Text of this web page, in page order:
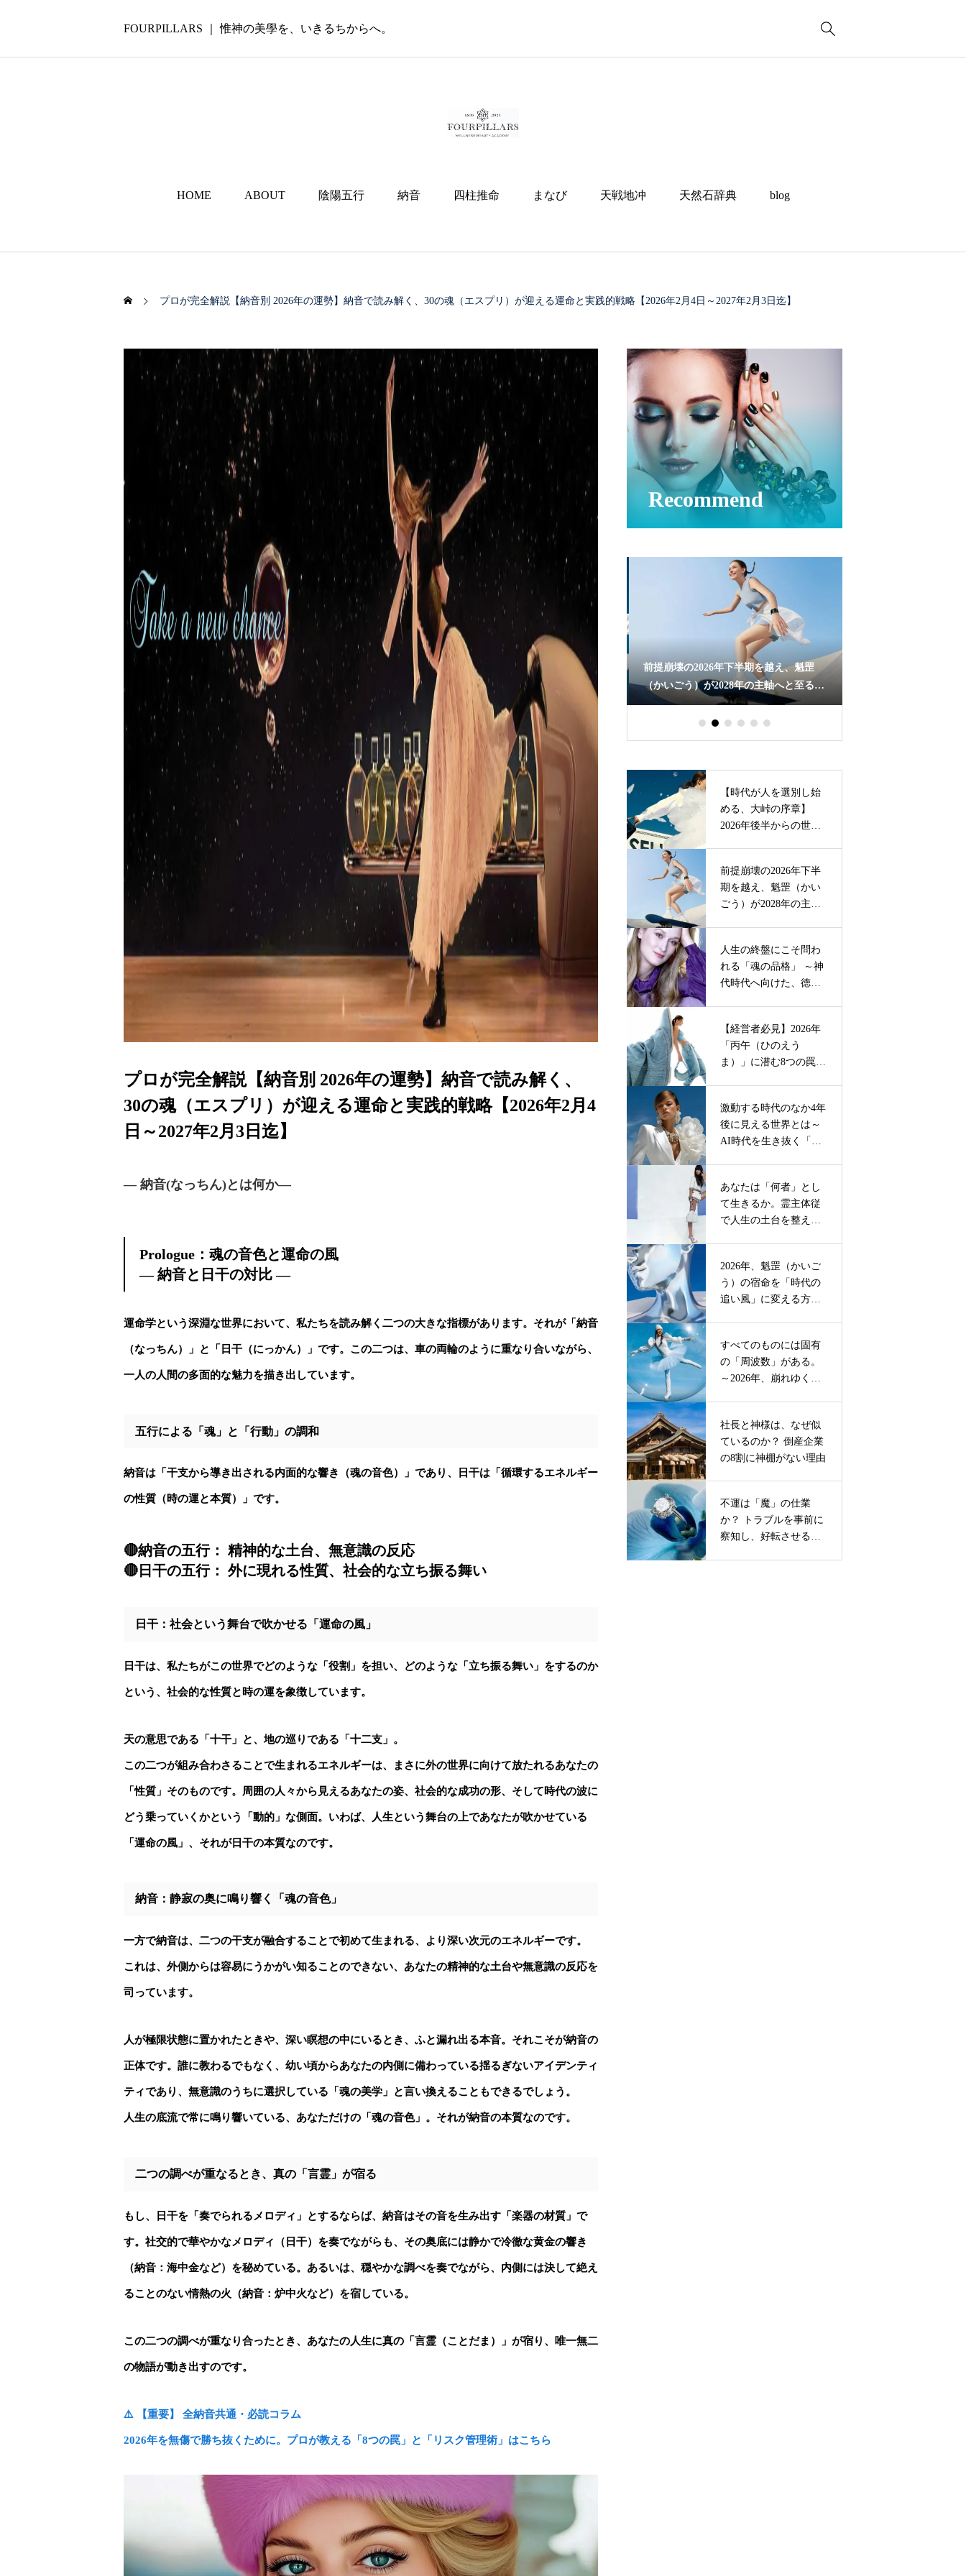
FOURPILLARS ｜ 惟神の美學を、いきるちからへ。
HOME ABOUT 陰陽五行 納音 四柱推命 まなび 天戦地冲 天然石辞典 blog
プロが完全解説【納音別 2026年の運勢】納音で読み解く、30の魂（エスプリ）が迎える運命と実践的戦略【2026年2月4日～2027年2月3日迄】
プロが完全解説【納音別 2026年の運勢】納音で読み解く、
30の魂（エスプリ）が迎える運命と実践的戦略【2026年2月4
日～2027年2月3日迄】
― 納音(なっちん)とは何か―
Prologue：魂の音色と運命の風
― 納音と日干の対比 ―
運命学という深淵な世界において、私たちを読み解く二つの大きな指標があります。 それが「納音
（なっちん）」と「日干（にっかん）」です。 この二つは、車の両輪のように重なり合いながら、
一人の人間の多面的な魅力を描き出しています。
五行による「魂」と「行動」の調和
納音は「干支から導き出される内面的な響き（魂の音色）」であり、 日干は「循環するエネルギー
の性質（時の運と本質）」です。
🔴納音の五行： 精神的な土台、無意識の反応
🔴 日干の五行： 外に現れる性質、社会的な立ち振る舞い
日干：社会という舞台で吹かせる「運命の風」
日干は、私たちがこの世界でどのような「役割」を担い、どのような「立ち振る舞い」をするのか
という、 社会的な性質と時の運を象徴しています。
天の意思である「十干」と、地の巡りである「十二支」。
この二つが組み合わさることで生まれるエネルギーは、まさに外の世界に向けて放たれるあなたの
「性質」そのものです。周囲の人々から見えるあなたの姿、社会的な成功の形、そして時代の波に
どう乗っていくかという「動的」な側面。 いわば、人生という舞台の上であなたが吹かせている
「運命の風」、それが日干の本質なのです。
納音：静寂の奥に鳴り響く「魂の音色」
一方で納音は、二つの干支が融合することで初めて生まれる、より深い次元のエネルギーです。
これは、外側からは容易にうかがい知ることのできない、あなたの精神的な土台や無意識の反応を
司っています。
人が極限状態に置かれたときや、深い瞑想の中にいるとき、ふと漏れ出る本音。それこそが納音の
正体です。誰に教わるでもなく、幼い頃からあなたの内側に備わっている揺るぎないアイデンティ
ティであり、無意識のうちに選択している「魂の美学」と言い換えることもできるでしょう。
人生の底流で常に鳴り響いている、あなただけの「魂の音色」。それが納音の本質なのです。
二つの調べが重なるとき、真の「言霊」が宿る
もし、日干を「奏でられるメロディ」とするならば、納音はその音を生み出す「楽器の材質」で
す。 社交的で華やかなメロディ（日干）を奏でながらも、その奥底には静かで冷徹な黄金の響き
（納音：海中金など）を秘めている。 あるいは、穏やかな調べを奏でながら、内側には決して絶え
ることのない情熱の火（納音：炉中火など）を宿している。
この二つの調べが重なり合ったとき、あなたの人生に真の「言霊（ことだま）」が宿り、唯一無二
の物語が動き出すのです。
⚠️ 【重要】 全納音共通・必読コラム
2026年を無傷で勝ち抜くために。 プロが教える「8つの罠」と「リスク管理術」はこちら
Recommend
あなたは「何者」として生きるか。霊主
体従で人生の土台を整え、魂の役割に目
覚める！四柱推命の奥義「天干従化」が
解き明かす、あなたの天の配役とは【プ
ロが徹底解説】
【時代が人を選別し始める、大峠の序
章】 2026年後半からの世界シナリオを四
柱推命から読み解く。「大峠」を乗り越
えるため経営者が今備えるべき軸とは
前提崩壊の2026年下半期を越え、魁罡
（かいごう）が2028年の主軸へと至る。
最強の宿命を【次代の土台】へと昇華さ
せるフェイルセーフ戦略とは
【時代が人を選別し始
める、大峠の序章】
2026年後半からの世界
を乗り越えるため経営
者が今備えるべき軸と
は
前提崩壊の2026年下半
期を越え、魁罡（かい
ごう）が2028年の主軸
昇華させるフェイルセ
ーフ戦略とは
人生の終盤にこそ問わ
れる「魂の品格」 ～神
代時代へ向けた、徳の
【経営者必見】2026年
「丙午（ひのえう
ま）」に潜む8つの罠。
激動する時代のなか4年
後に見える世界とは～
AI時代を生き抜く「霊
人のたった一つの選
択。【期間限定4月4日
迄】開運アドバイス掲
あなたは「何者」とし
て生きるか。霊主体従
で人生の土台を整え、
従化」が解き明かす、
あなたの天の配役とは
【プロが徹底解説】
2026年、魁罡（かいご
う）の宿命を「時代の
追い風」に変える方法
ための「生き方」とは
―
すべてのものには固有
の「周波数」がある。
～2026年、崩れゆく者
選ぶ「共鳴」の生き方
～
社長と神様は、なぜ似
ているのか？ 倒産企業
の8割に神棚がない理由
不運は「魔」の仕業
か？ トラブルを事前に
察知し、好転させる浄